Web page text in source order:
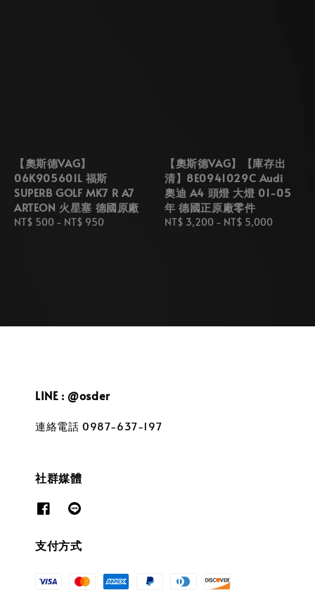
【奧斯德VAG】
06K905601L 福斯
SUPERB GOLF MK7 R A7
ARTEON 火星塞 德國原廠
Regular
NT$ 500 - NT$ 950
【奧斯德VAG】【庫存出
清】8E0941029C Audi
奧迪 A4 頭燈 大燈 01-05
年 德國正原廠零件
Regular
NT$ 3,200 - NT$ 5,000
LINE : @osder
連絡電話 0987-637-197
社群媒體
支付方式